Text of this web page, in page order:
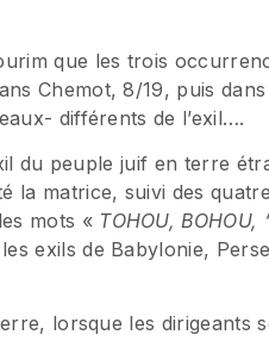
que les trois
Chemot, 8/19, puis
différents de l’exil….
du peuple juif en terre
la matrice, suivi des
mots « TOHOU, BOHOU,
exils de Babylonie,
lorsque les dirigeants